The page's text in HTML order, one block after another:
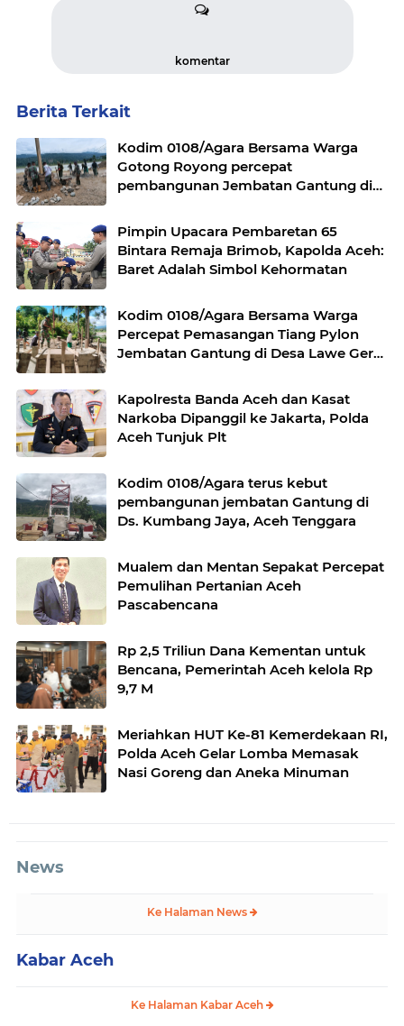
komentar
Berita Terkait
Kodim 0108/Agara Bersama Warga
Gotong Royong percepat
pembangunan Jembatan Gantung di
Pimpin Upacara Pembaretan 65
Bintara Remaja Brimob, Kapolda Aceh:
Baret Adalah Simbol Kehormatan
Kodim 0108/Agara Bersama Warga
Percepat Pemasangan Tiang Pylon
Jembatan Gantung di Desa Lawe Ger-
Kapolresta Banda Aceh dan Kasat
Narkoba Dipanggil ke Jakarta, Polda
Aceh Tunjuk Plt
Kodim 0108/Agara terus kebut
pembangunan jembatan Gantung di
Ds. Kumbang Jaya, Aceh Tenggara
Mualem dan Mentan Sepakat Percepat
Pemulihan Pertanian Aceh
Pascabencana
Rp 2,5 Triliun Dana Kementan untuk
Bencana, Pemerintah Aceh kelola Rp
9,7 M
Meriahkan HUT Ke-81 Kemerdekaan RI,
Polda Aceh Gelar Lomba Memasak
Nasi Goreng dan Aneka Minuman
News
Ke Halaman News
Kabar Aceh
Ke Halaman Kabar Aceh